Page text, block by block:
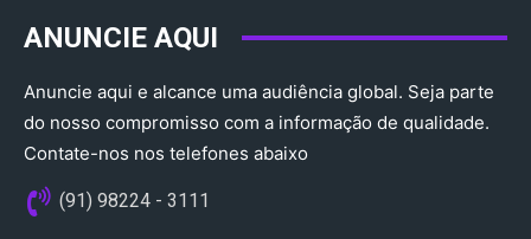
ANUNCIE AQUI
Anuncie aqui e alcance uma audiência global. Seja parte
do nosso compromisso com a informação de qualidade.
Contate-nos nos telefones abaixo
(91) 98224 - 3111